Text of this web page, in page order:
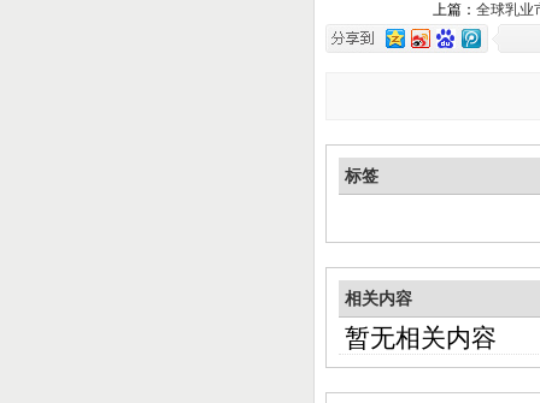
上篇： 全球乳业
标签
相关内容
暂无相关内容